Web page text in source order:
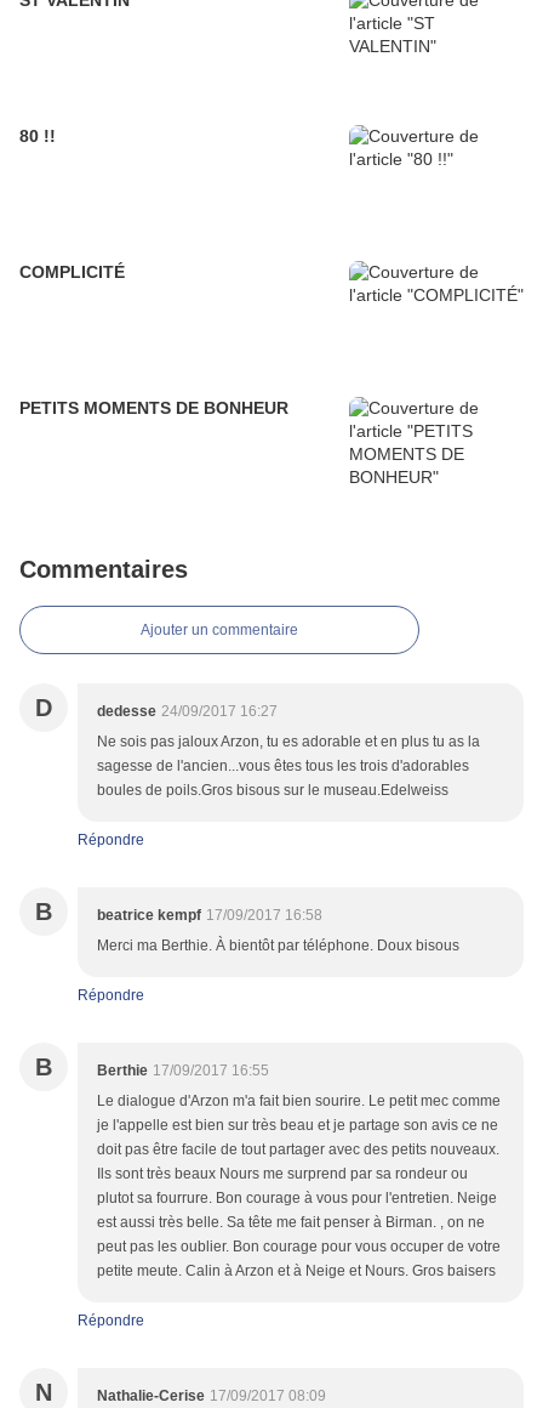
80 !!
COMPLICITÉ
PETITS MOMENTS DE BONHEUR
Commentaires
Ajouter un commentaire
D dedesse 24/09/2017 16:27
Ne sois pas jaloux Arzon, tu es adorable et en plus tu as la
sagesse de l'ancien...vous êtes tous les trois d'adorables
boules de poils.Gros bisous sur le museau.Edelweiss
Répondre
B beatrice kempf 17/09/2017 16:58
Merci ma Berthie. À bientôt par téléphone. Doux bisous
Répondre
B Berthie 17/09/2017 16:55
Le dialogue d'Arzon m'a fait bien sourire. Le petit mec comme
je l'appelle est bien sur très beau et je partage son avis ce ne
doit pas être facile de tout partager avec des petits nouveaux.
Ils sont très beaux Nours me surprend par sa rondeur ou
plutot sa fourrure. Bon courage à vous pour l'entretien. Neige
est aussi très belle. Sa tête me fait penser à Birman. , on ne
peut pas les oublier. Bon courage pour vous occuper de votre
petite meute. Calin à Arzon et à Neige et Nours. Gros baisers
Répondre
N Nathalie-Cerise 17/09/2017 08:09